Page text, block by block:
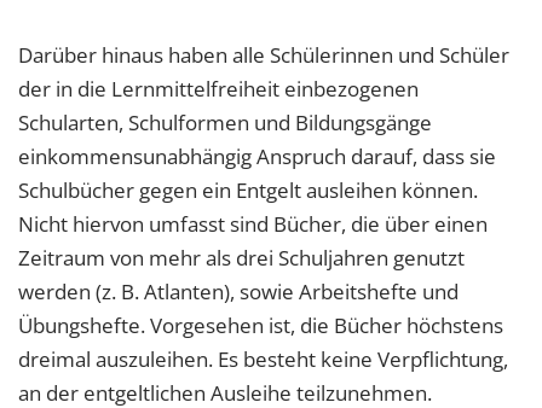
Darüber hinaus haben alle Schülerinnen und Schüler
der in die Lernmittelfreiheit einbezogenen
Schularten, Schulformen und Bildungsgänge
einkommensunabhängig Anspruch darauf, dass sie
Schulbücher gegen ein Entgelt ausleihen können.
Nicht hiervon umfasst sind Bücher, die über einen
Zeitraum von mehr als drei Schuljahren genutzt
werden (z. B. Atlanten), sowie Arbeitshefte und
Übungshefte. Vorgesehen ist, die Bücher höchstens
dreimal auszuleihen. Es besteht keine Verpflichtung,
an der entgeltlichen Ausleihe teilzunehmen.